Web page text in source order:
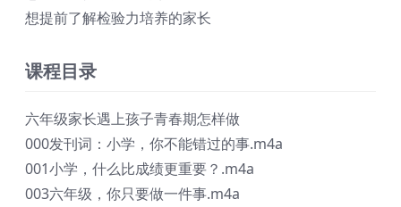
想提前了解检验力培养的家长
课程目录
六年级家长遇上孩子青春期怎样做
000发刊词：小学，你不能错过的事.m4a
001小学，什么比成绩更重要？.m4a
003六年级，你只要做一件事.m4a